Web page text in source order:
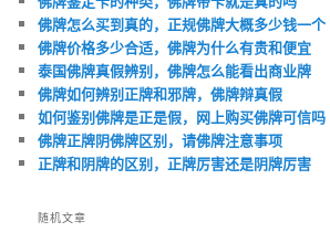
佛牌怎么买到真的，正规佛牌大概多少钱一个
佛牌价格多少合适，佛牌为什么有贵和便宜
泰国佛牌真假辨别，佛牌怎么能看出商业牌
佛牌如何辨别正牌和邪牌，佛牌辩真假
如何鉴别佛牌是正是假，网上购买佛牌可信吗
佛牌正牌阴佛牌区别，请佛牌注意事项
正牌和阴牌的区别，正牌厉害还是阴牌厉害
随机文章